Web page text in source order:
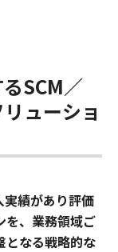
SCM／
ューショ
績があり評価
を、業務領域ご
となる戦略的な